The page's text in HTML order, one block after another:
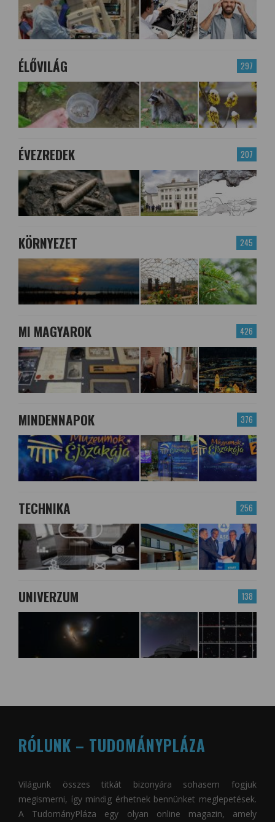
297
ÉLŐVILÁG
207
ÉVEZREDEK
245
KÖRNYEZET
426
MI MAGYAROK
376
MINDENNAPOK
256
TECHNIKA
138
UNIVERZUM
RÓLUNK – TUDOMÁNYPLÁZA
Világunk összes titkát bizonyára sohasem fogjuk
megismerni, így mindig érhetnek bennünket meglepetések.
A TudományPláza egy olyan online magazin, amely